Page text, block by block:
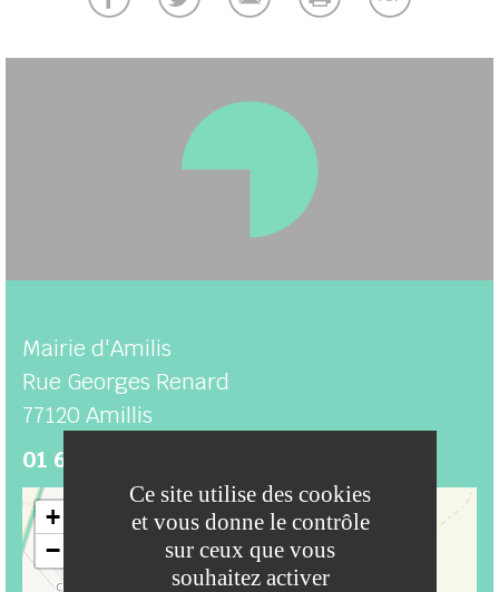
Mairie d'Amilis
Rue Georges Renard
77120 Amillis
01 64 04 60 26
+
−
Ce site utilise des cookies
et vous donne le contrôle
sur ceux que vous
souhaitez activer